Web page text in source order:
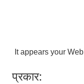
It appears your
प्रकार: